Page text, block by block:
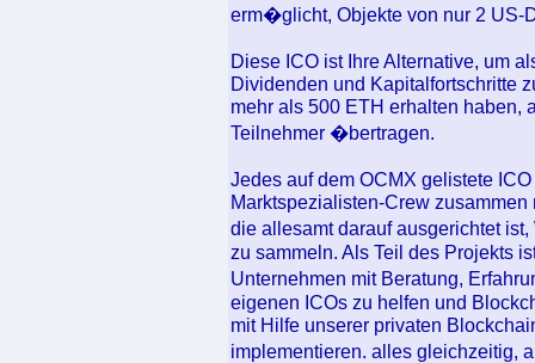
erm�glicht, Objekte von nur 2 US-
Diese ICO ist Ihre Alternative, um
Dividenden und Kapitalfortschritte
mehr als 500 ETH erhalten haben,
Teilnehmer �bertragen.
Jedes auf dem OCMX gelistete
Marktspezialisten-Crew
die allesamt darauf ausgerichtet
zu sammeln. Als Teil des Projekts
Unternehmen mit Beratung,
eigenen ICOs zu helfen und
mit Hilfe unserer privaten
implementieren. alles gleichzeitig,